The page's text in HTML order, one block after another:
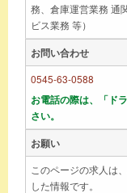
務、倉庫運営業務 通
ビス業務 等）
お問い合わせ
0545-63-0588
お電話の際は、「ド
さい。
お願い
このページの求人は
した情報です。